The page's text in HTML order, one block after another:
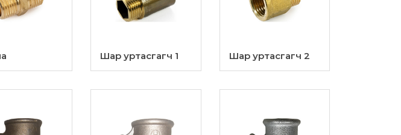
Шар уртасгагч 1 Шар уртасгагч 2